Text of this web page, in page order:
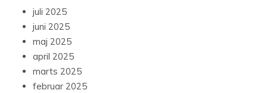
juli 2025
juni 2025
maj 2025
april 2025
marts 2025
februar 2025